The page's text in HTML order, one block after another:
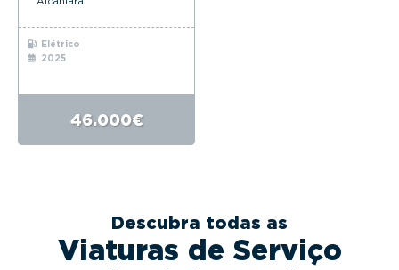
Elétrico
2025
46.000€
Descubra todas as
Viaturas de Serviço